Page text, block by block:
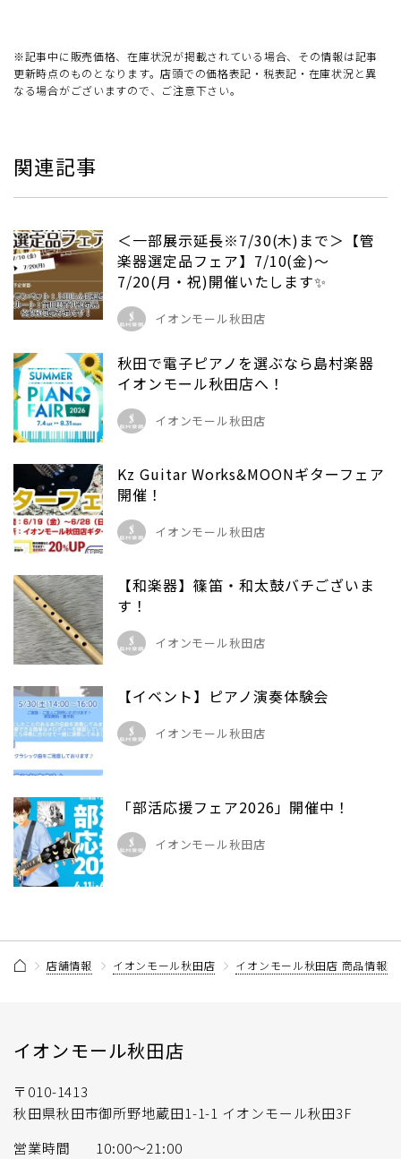
※記事中に販売価格、在庫状況が掲載されている場合、その情報は記事
更新時点のものとなります。店頭での価格表記・税表記・在庫状況と異
なる場合がございますので、ご注意下さい。
関連記事
＜一部展示延長※7/30(木)まで＞【管
楽器選定品フェア】7/10(金)～
7/20(月・祝)開催いたします✨
イオンモール秋田店
秋田で電子ピアノを選ぶなら島村楽器
イオンモール秋田店へ！
イオンモール秋田店
Kz Guitar Works&MOONギターフェア
開催！
イオンモール秋田店
【和楽器】篠笛・和太鼓バチございま
す！
イオンモール秋田店
【イベント】ピアノ演奏体験会
イオンモール秋田店
「部活応援フェア2026」開催中！
イオンモール秋田店
店舗情報 イオンモール秋田店 イオンモール秋田店 商品情報
イオンモール秋田店
〒010-1413
秋田県秋田市御所野地蔵田1-1-1 イオンモール秋田3F
営業時間
10:00〜21:00